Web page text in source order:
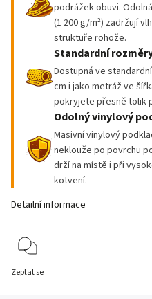
podrážek obuvi.
(1 200 g/m²) zadržují
struktuře rohože.
Standardní
Dostupná ve
cm i jako metráž ve
pokryjete přesně tolik
Odolný vinylový
Masivní vinylový
neklouže po povrchu
drží na místě i při
kotvení.
Detailní informace
Zeptat se